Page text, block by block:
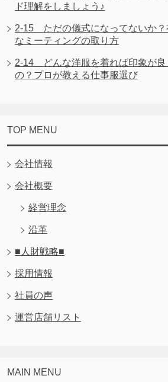
ド理解をしましょう♪
2-15 ただの儀式になってないか？
なミーティングの取り方
2-14 どんな洋服を着れば印象が良
の？プロが教える仕事服選び
TOP MENU
会社情報
会社概要
経営理念
沿革
■人財戦略■
採用情報
社員の声
運営店舗リスト
MAIN MENU